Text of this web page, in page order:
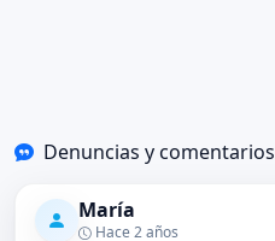
Denuncias y comentarios
María
Hace 2 años